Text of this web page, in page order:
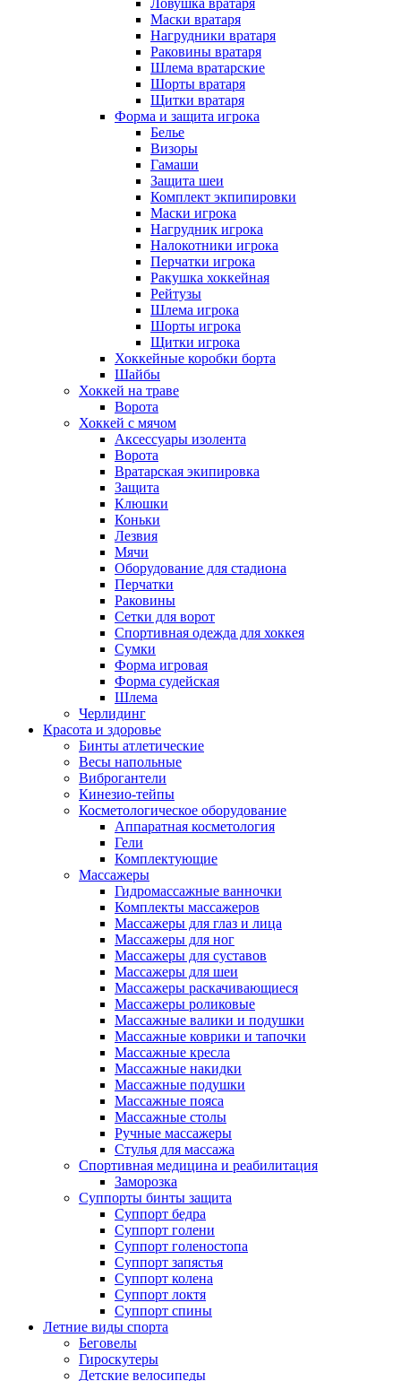
Ловушка вратаря
Маски вратаря
Нагрудники вратаря
Раковины вратаря
Шлема вратарские
Шорты вратаря
Щитки вратаря
Форма и защита игрока
Белье
Визоры
Гамаши
Защита шеи
Комплект экпипировки
Маски игрока
Нагрудник игрока
Налокотники игрока
Перчатки игрока
Ракушка хоккейная
Рейтузы
Шлема игрока
Шорты игрока
Щитки игрока
Хоккейные коробки борта
Шайбы
Хоккей на траве
Ворота
Хоккей с мячом
Аксессуары изолента
Ворота
Вратарская экипировка
Защита
Клюшки
Коньки
Лезвия
Мячи
Оборудование для стадиона
Перчатки
Раковины
Сетки для ворот
Спортивная одежда для хоккея
Сумки
Форма игровая
Форма судейская
Шлема
Черлидинг
Красота и здоровье
Бинты атлетические
Весы напольные
Виброгантели
Кинезио-тейпы
Косметологическое оборудование
Аппаратная косметология
Гели
Комплектующие
Массажеры
Гидромассажные ванночки
Комплекты массажеров
Массажеры для глаз и лица
Массажеры для ног
Массажеры для суставов
Массажеры для шеи
Массажеры раскачивающиеся
Массажеры роликовые
Массажные валики и подушки
Массажные коврики и тапочки
Массажные кресла
Массажные накидки
Массажные подушки
Массажные пояса
Массажные столы
Ручные массажеры
Стулья для массажа
Спортивная медицина и реабилитация
Заморозка
Суппорты бинты защита
Суппорт бедра
Суппорт голени
Суппорт голеностопа
Суппорт запястья
Суппорт колена
Суппорт локтя
Суппорт спины
Летние виды спорта
Беговелы
Гироскутеры
Детские велосипеды